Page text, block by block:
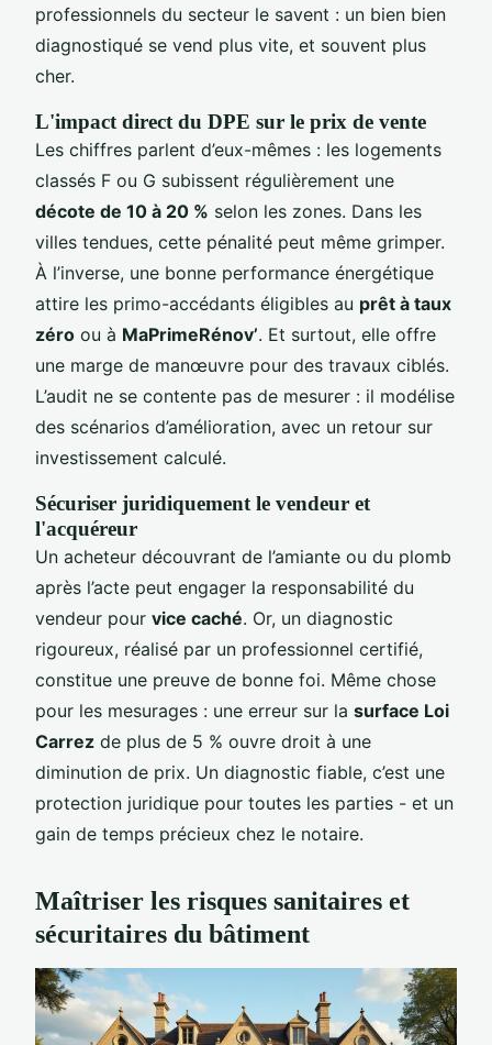
professionnels du secteur le savent : un bien bien
diagnostiqué se vend plus vite, et souvent plus
cher.
L'impact direct du DPE sur le prix de vente
Les chiffres parlent d’eux-mêmes : les logements
classés F ou G subissent régulièrement une
décote de 10 à 20 % selon les zones. Dans les
villes tendues, cette pénalité peut même grimper.
À l’inverse, une bonne performance énergétique
attire les primo-accédants éligibles au prêt à taux
zéro ou à MaPrimeRénov’. Et surtout, elle offre
une marge de manœuvre pour des travaux ciblés.
L’audit ne se contente pas de mesurer : il modélise
des scénarios d’amélioration, avec un retour sur
investissement calculé.
Sécuriser juridiquement le vendeur et
l'acquéreur
Un acheteur découvrant de l’amiante ou du plomb
après l’acte peut engager la responsabilité du
vendeur pour vice caché. Or, un diagnostic
rigoureux, réalisé par un professionnel certifié,
constitue une preuve de bonne foi. Même chose
pour les mesurages : une erreur sur la surface Loi
Carrez de plus de 5 % ouvre droit à une
diminution de prix. Un diagnostic fiable, c’est une
protection juridique pour toutes les parties - et un
gain de temps précieux chez le notaire.
Maîtriser les risques sanitaires et
sécuritaires du bâtiment